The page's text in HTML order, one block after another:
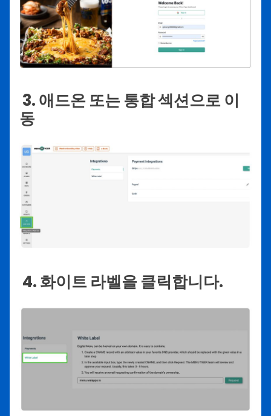
3. 애드온 또는 통합 섹션으로 이
동
4. 화이트 라벨을 클릭합니다.